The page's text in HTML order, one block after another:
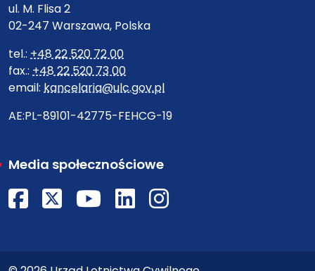
ul. M. Flisa 2
02-247 Warszawa, Polska
tel.: +48 22 520 72 00
fax.: +48 22 520 73 00
email: kancelaria@ulc.gov.pl
AE:PL-89101-42775-FEHCG-19
Media społecznościowe
Facebook
X YoutubeLinkedInInstagram